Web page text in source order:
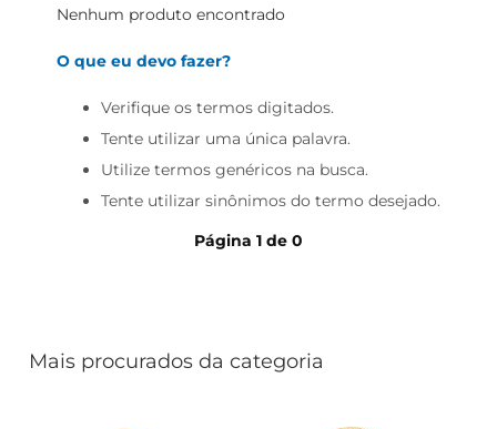
Nenhum produto encontrado
O que eu devo fazer?
Verifique os termos digitados.
Tente utilizar uma única palavra.
Utilize termos genéricos na busca.
Tente utilizar sinônimos do termo desejado.
Página 1de 0
Mais procurados da categoria